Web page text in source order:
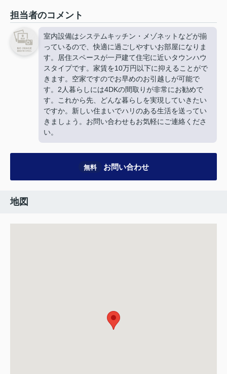
担当者のコメント
室内設備はシステムキッチン・メゾネットなどが揃
っているので、快適に過ごしやすいお部屋になりま
す。居住スペースが一戸建て住宅に近いタウンハウ
スタイプです。家賃を10万円以下に抑えることがで
きます。空家ですのでお早めのお引越しが可能で
す。2人暮らしには4DKの間取りが非常にお勧めで
す。これから先、どんな暮らしを実現していきたい
ですか。新しい住まいでハリのある生活を送ってい
きましょう。お問い合わせもお気軽にご連絡くださ
い。
無料 お問い合わせ
地図